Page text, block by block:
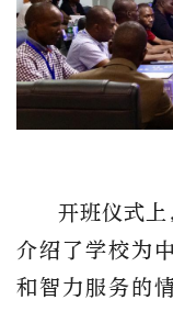
开班仪式
介绍了学校为
和智力服务的